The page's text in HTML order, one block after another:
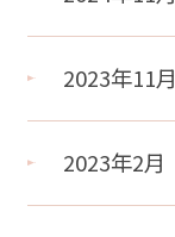
2023年11月
2023年2月